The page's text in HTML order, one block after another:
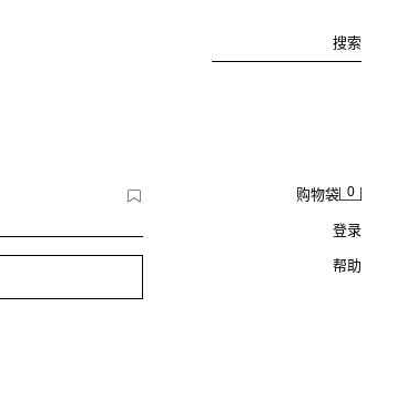
搜索
购物袋 0
登录
帮助